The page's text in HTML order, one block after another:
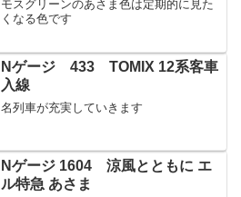
モスグリーンのあさま色は定期的に見た
くなる色です
Nゲージ 433 TOMIX 12系客車
入線
名列車が充実していきます
Nゲージ 1604 涼風とともに エ
ル特急 あさま